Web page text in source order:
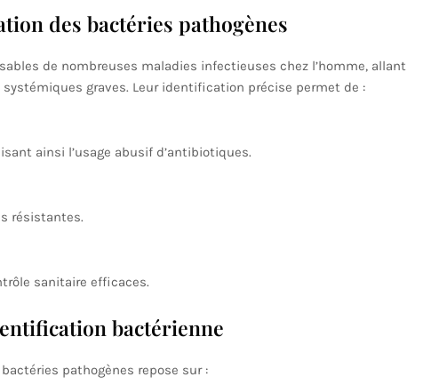
des bactéries pathogènes
de nombreuses maladies infectieuses chez l’homme, allant
graves. Leur identification précise permet de :
ainsi l’usage abusif d’antibiotiques.
résistantes.
sanitaire efficaces.
bactérienne
pathogènes repose sur :